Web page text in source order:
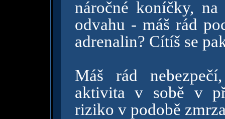
náročné koníčky,
odvahu - máš rád
adrenalin? Cítíš se
Máš rád
aktivita v sobě v
riziko v podobě